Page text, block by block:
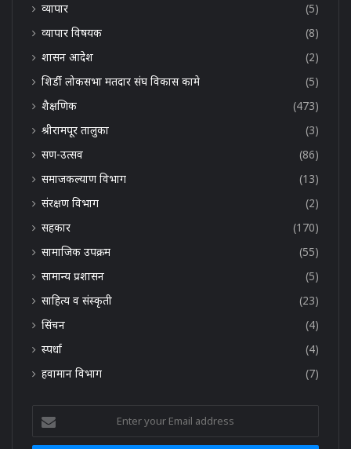
व्यापार
(5)
व्यापार विषयक
(8)
शासन आदेश
(2)
शिर्डी लोकसभा मतदार संघ विकास कामे
(5)
शैक्षणिक
(473)
श्रीरामपूर तालुका
(3)
सण-उत्सव
(86)
समाजकल्याण विभाग
(13)
संरक्षण विभाग
(2)
सहकार
(170)
सामाजिक उपक्रम
(55)
सामान्य प्रशासन
(5)
साहित्य व संस्कृती
(23)
सिंचन
(4)
स्पर्धा
(4)
हवामान विभाग
(7)
your
Email